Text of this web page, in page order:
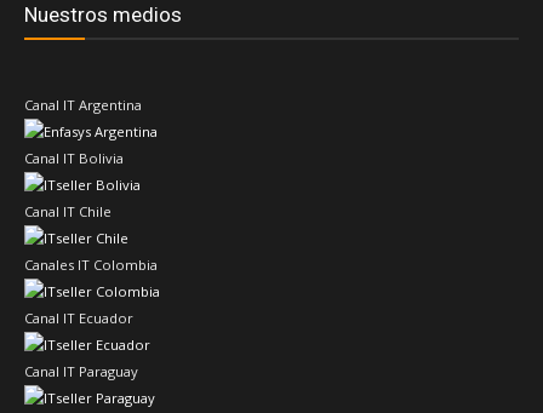
Nuestros medios
Canal IT Argentina
Canal IT Bolivia
Canal IT Chile
Canales IT Colombia
Canal IT Ecuador
Canal IT Paraguay